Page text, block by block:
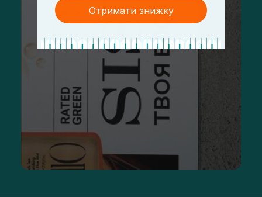
Отримати знижку